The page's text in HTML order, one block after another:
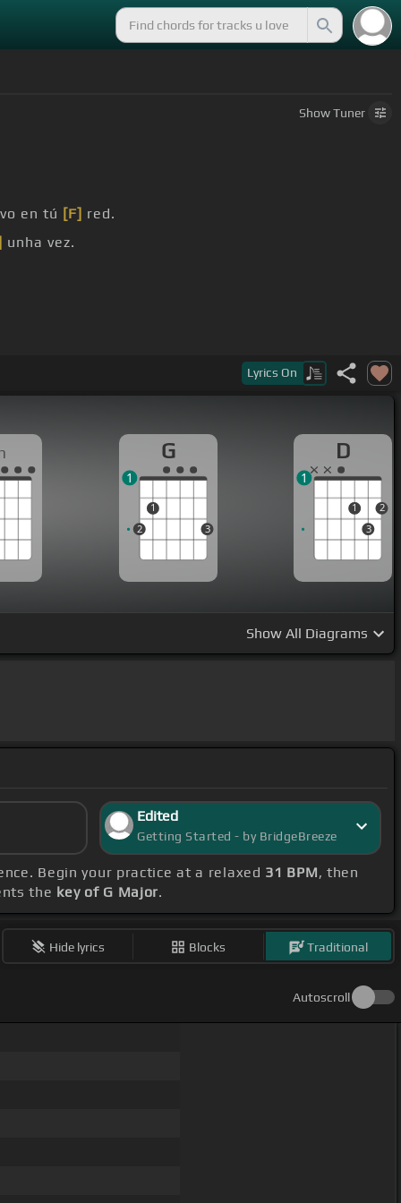
ShowTuner
en tú [F] red.
unha vez.
Lyrics On
G
2
1
3
1
D
1
3
2
1
Show All Diagrams
Edited
Getting Started - by BridgeBreeze
Begin your practice at a relaxed 31 BPM, then
the key of G Major.
Hide lyrics Blocks Traditional
Autoscroll